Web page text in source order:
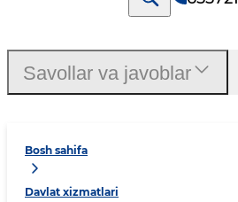
Bosh sahifa
Davlat xizmatlari
Savollar va javoblar